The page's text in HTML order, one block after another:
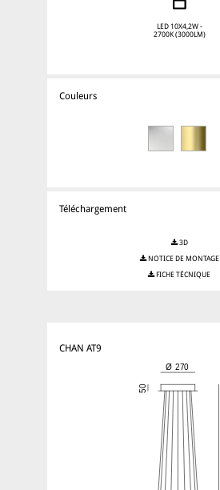
LED 10X4,2W -
2700K (3000LM)
Couleurs
Téléchargement
3D
NOTICE DE MONTAGE
FICHE TÉCNIQUE
CHAN AT9